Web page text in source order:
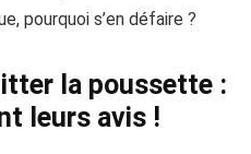
pourquoi s’en défaire ?
la poussette :
leurs avis !